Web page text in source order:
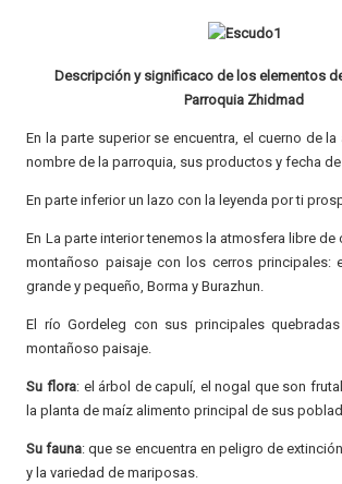
Descripción y significaco de los elementos
Parroquia Zhidmad
En la parte superior se encuentra, el cuerno de
nombre de la parroquia, sus productos y fecha
En parte inferior un lazo con la leyenda por ti
En La parte interior tenemos la atmosfera libre de
montañoso paisaje con los cerros principales:
grande y pequeño, Borma y Burazhun.
El río Gordeleg con sus principales
montañoso paisaje.
Su flora: el árbol de capulí, el nogal que son
la planta de maíz alimento principal de sus
Su fauna: que se encuentra en peligro de
y la variedad de mariposas.